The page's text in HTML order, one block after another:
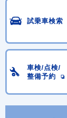
試乗車検索
車検/点検/
整備予約